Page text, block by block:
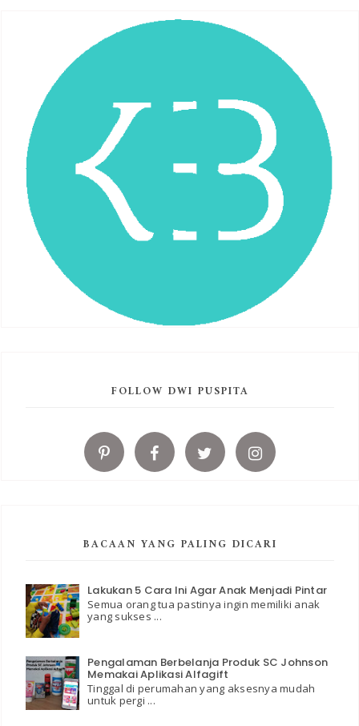
FOLLOW DWI PUSPITA
BACAAN YANG PALING DICARI
Lakukan 5 Cara Ini Agar Anak Menjadi Pintar
Semua orang tua pastinya ingin memiliki anak
yang sukses ...
Pengalaman Berbelanja Produk SC Johnson
Memakai Aplikasi Alfagift
Tinggal di perumahan yang aksesnya mudah
untuk pergi ...